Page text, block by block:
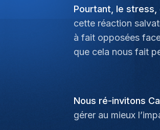
Pourtant, le
cette réaction
à fait opposées
que cela nous fait
Nous ré-invitons
gérer au mieux